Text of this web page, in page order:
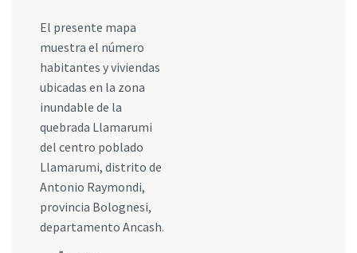
El presente mapa
muestra el número
habitantes y viviendas
ubicadas en la zona
inundable de la
quebrada Llamarumi
del centro poblado
Llamarumi, distrito de
Antonio Raymondi,
provincia Bolognesi,
departamento Ancash.